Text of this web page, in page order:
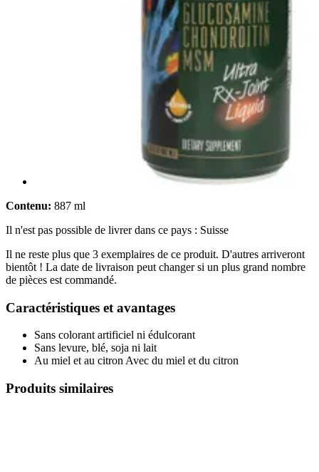
Contenu: 887 ml
Il n'est pas possible de livrer dans ce pays : Suisse
Il ne reste plus que 3 exemplaires de ce produit. D'autres arriveront
bientôt ! La date de livraison peut changer si un plus grand nombre
de pièces est commandé.
Caractéristiques et avantages
Sans colorant artificiel ni édulcorant
Sans levure, blé, soja ni lait
Au miel et au citron Avec du miel et du citron
Produits similaires